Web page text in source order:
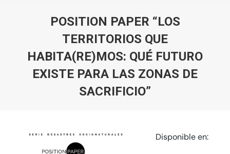
POSITION PAPER “LOS
TERRITORIOS QUE
HABITA(RE)MOS: QUÉ FUTURO
EXISTE PARA LAS ZONAS DE
SACRIFICIO”
Disponible en: